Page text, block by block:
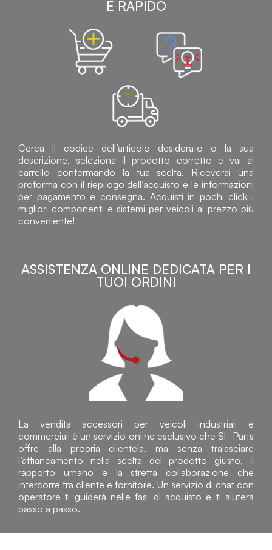
E RAPIDO
Cerca il codice dell’articolo desiderato o la sua
descrizione, seleziona il prodotto corretto e vai al
carrello confermando la tua scelta. Riceverai una
proforma con il riepilogo dell’acquisto e le informazioni
per pagamento e consegna. Acquisti in pochi click i
migliori componenti e sistemi per veicoli al prezzo più
conveniente!
ASSISTENZA ONLINE DEDICATA PER I
TUOI ORDINI
La vendita accessori per veicoli industriali e
commerciali è un servizio online esclusivo che Sì- Parts
offre alla propria clientela, ma senza tralasciare
l’affiancamento nella scelta del prodotto giusto, il
rapporto umano e la stretta collaborazione che
intercorre fra cliente e fornitore. Un servizio di chat con
operatore ti guiderà nelle fasi di acquisto e ti aiuterà
passo a passo.